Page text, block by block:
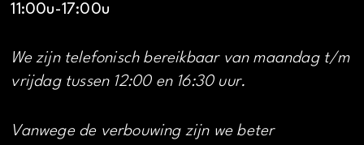
11:00u-17:00u
We zijn telefonisch bereikbaar van maandag t/m
vrijdag tussen 12:00 en 16:30 uur.
Vanwege de verbouwing zijn we beter